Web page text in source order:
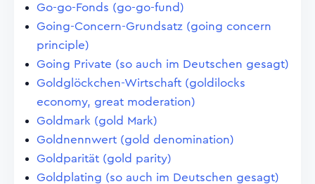
Go-go-Fonds (go-go-fund)
Going-Concern-Grundsatz (going concern
principle)
Going Private (so auch im Deutschen gesagt)
Goldglöckchen-Wirtschaft (goldilocks
economy, great moderation)
Goldmark (gold Mark)
Goldnennwert (gold denomination)
Goldparität (gold parity)
Goldplating (so auch im Deutschen gesagt)